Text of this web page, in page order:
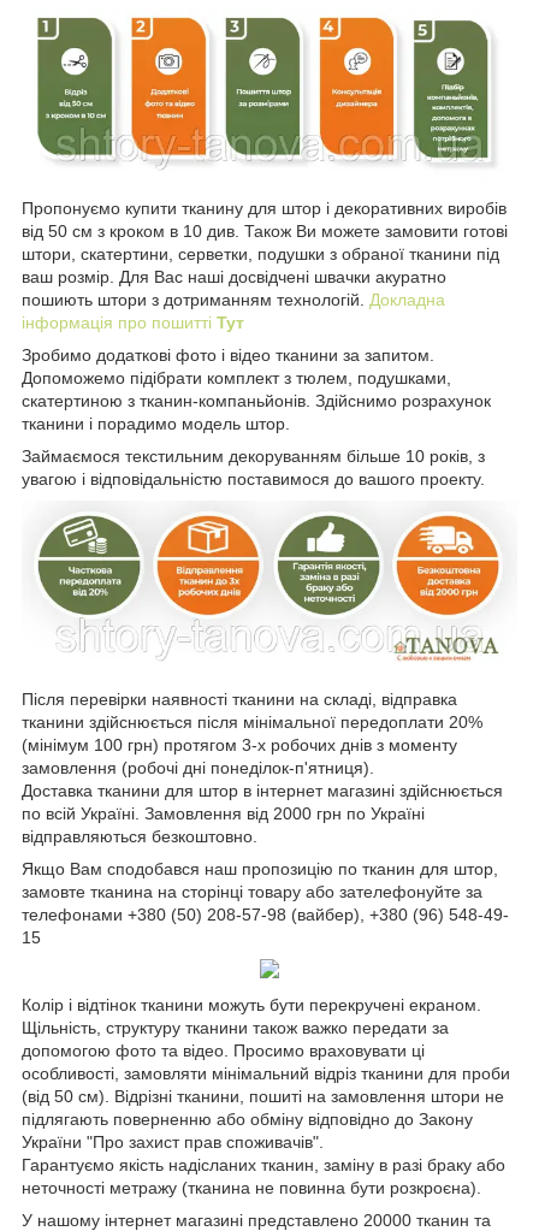
Пропонуємо купити тканину для штор і декоративних виробів
від 50 см з кроком в 10 див. Також Ви можете замовити готові
штори, скатертини, серветки, подушки з обраної тканини під
ваш розмір. Для Вас наші досвідчені швачки акуратно
пошиють штори з дотриманням технологій. Докладна
інформація про пошитті Тут
Зробимо додаткові фото і відео тканини за запитом.
Допоможемо підібрати комплект з тюлем, подушками,
скатертиною з тканин-компаньйонів. Здійснимо розрахунок
тканини і порадимо модель штор.
Займаємося текстильним декоруванням більше 10 років, з
увагою і відповідальністю поставимося до вашого проекту.
Після перевірки наявності тканини на складі, відправка
тканини здійснюється після мінімальної передоплати 20%
(мінімум 100 грн) протягом 3-х робочих днів з моменту
замовлення (робочі дні понеділок-п'ятниця).
Доставка тканини для штор в інтернет магазині здійснюється
по всій Україні. Замовлення від 2000 грн по Україні
відправляються безкоштовно.
Якщо Вам сподобався наш пропозицію по тканин для штор,
замовте тканина на сторінці товару або зателефонуйте за
телефонами +380 (50) 208-57-98 (вайбер), +380 (96) 548-49-
15
Колір і відтінок тканини можуть бути перекручені екраном.
Щільність, структуру тканини також важко передати за
допомогою фото та відео. Просимо враховувати ці
особливості, замовляти мінімальний відріз тканини для проби
(від 50 см). Відрізні тканини, пошиті на замовлення штори не
підлягають поверненню або обміну відповідно до Закону
України "Про захист прав споживачів".
Гарантуємо якість надісланих тканин, заміну в разі браку або
неточності метражу (тканина не повинна бути розкроєна).
У нашому інтернет магазині представлено 20000 тканин та